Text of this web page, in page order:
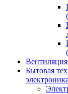
Вентиляция
Бытовая
электроника